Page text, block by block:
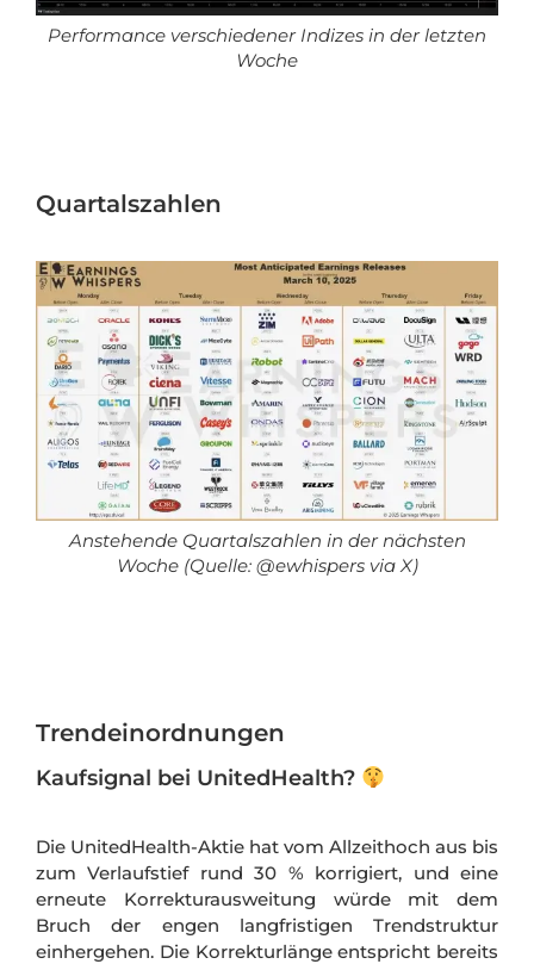
Performance verschiedener Indizes in der letzten
Woche
Quartalszahlen
Anstehende Quartalszahlen in der nächsten
Woche (Quelle: @ewhispers via X)
Trendeinordnungen
Kaufsignal bei UnitedHealth?
Die UnitedHealth-Aktie hat vom Allzeithoch aus bis
zum Verlaufstief rund 30 % korrigiert, und eine
erneute Korrekturausweitung würde mit dem
Bruch der engen langfristigen Trendstruktur
einhergehen. Die Korrekturlänge entspricht bereits